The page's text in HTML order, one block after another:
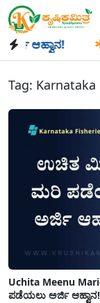
ಆಹ್ವಾನ!
Tag:
Uchita Meenu
ಪಡೆಯಲು ಅರ್ಜಿ ಆಹ್ವಾನ!